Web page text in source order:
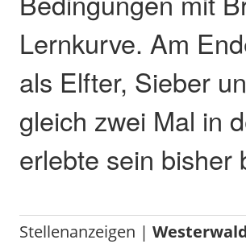
Lernkurve. Am
als Elfter, Sieber
gleich zwei Mal in
erlebte sein bisher
Stellenanzeigen |Westerwald